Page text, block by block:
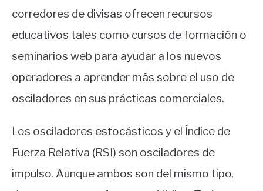
corredores de divisas ofrecen recursos
educativos tales como cursos de formación o
seminarios web para ayudar a los nuevos
operadores a aprender más sobre el uso de
osciladores en sus prácticas comerciales.
Los osciladores estocásticos y el Índice de
Fuerza Relativa (RSI) son osciladores de
impulso. Aunque ambos son del mismo tipo,